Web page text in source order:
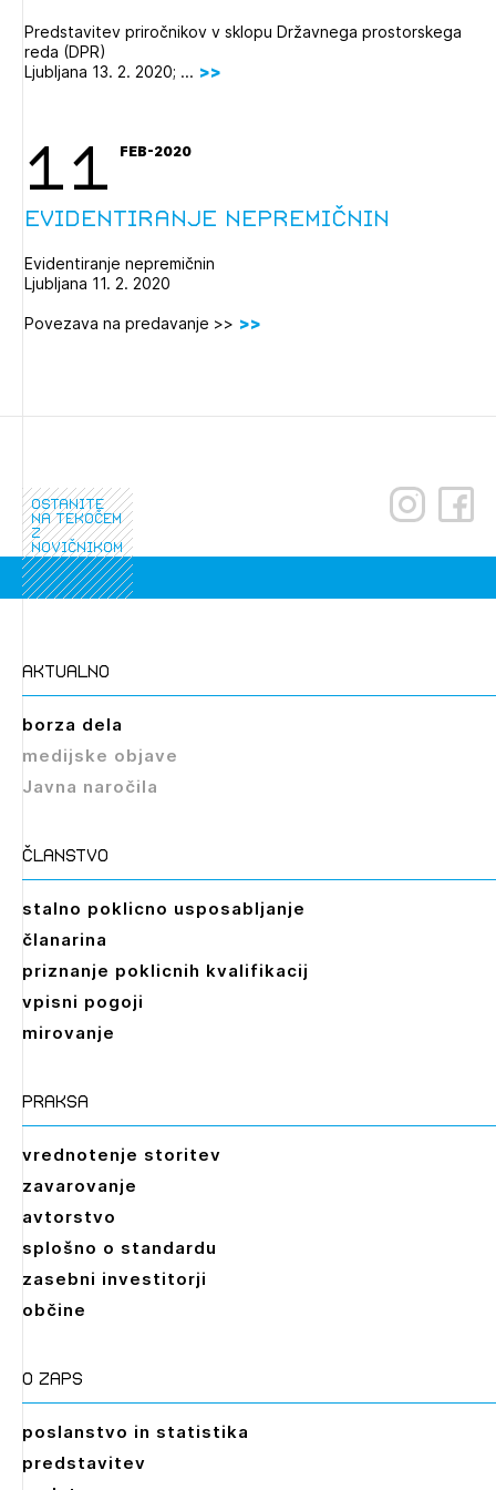
Izbrana vsebina je namenjena le ZAPS
PRIJAVITE SE
Predstavitev priročnikov v sklopu Državnega prostorskega
reda (DPR)
Ljubljana 13. 2. 2020; ...
11 FEB-2020
Evidentiranje nepremičnin
Evidentiranje nepremičnin
Ljubljana 11. 2. 2020
Povezava na predavanje >>
ostanite
na tekočem
z
novičnikom
aktualno
borza dela
medijske objave
Javna naročila
članstvo
stalno poklicno usposabljanje
članarina
priznanje poklicnih kvalifikacij
vpisni pogoji
mirovanje
praksa
vrednotenje storitev
zavarovanje
avtorstvo
splošno o standardu
zasebni investitorji
občine
O zaps
poslanstvo in statistika
predstavitev
Tedenski novičnik javnih naročil
NAPREJ